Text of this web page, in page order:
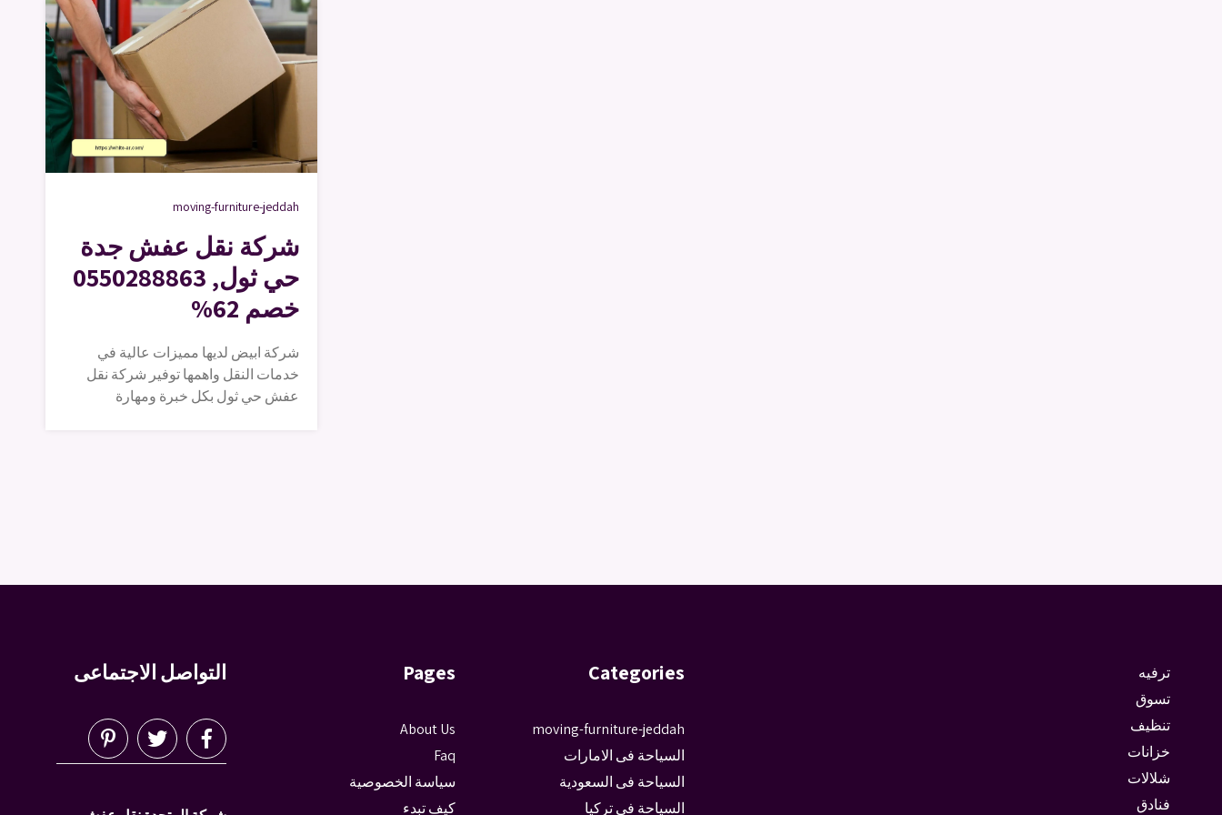
moving-furniture-jeddah
شركة نقل عفش جدة
حي ثول, 0550288863
خصم 62%
شركة ابيض لديها مميزات عالية في
خدمات النقل واهمها توفير شركة نقل
عفش حي ثول بكل خبرة ومهارة
ترفيه
تسوق
تنظيف
خزانات
شلالات
فنادق
Categories
moving-furniture-jeddah
السياحة فى الامارات
السياحة فى السعودية
السياحة فى تركيا
Pages
About Us
Faq
سياسة الخصوصية
كيف تبدء
التواصل الاجتماعى